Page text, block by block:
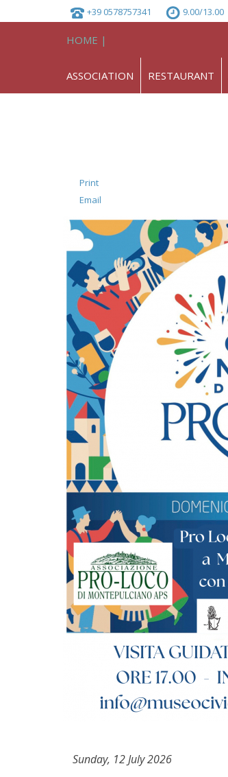
+39 0578757341 9.00/13.00
HOME |
ASSOCIATION RESTAURANT
Print
Email
Sunday, 12 July 2026